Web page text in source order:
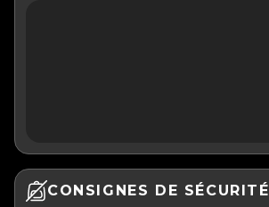
CONSIGNES DE SÉCURITÉ